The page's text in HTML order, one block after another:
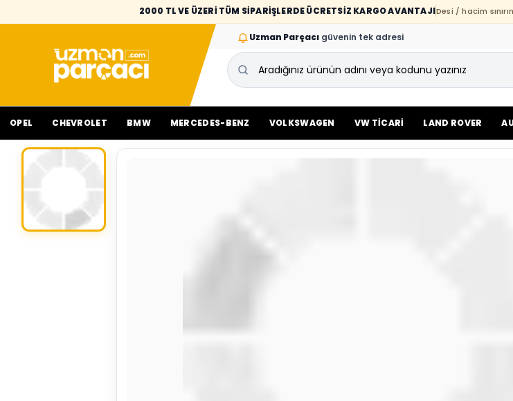
2000 TL VE ÜZERİ TÜM SİPARİŞLERDE ÜCRETSİZ KARGO AVANTAJIDesi / hacim
Uzman Parçacı güvenin tek adresi
OPEL CHEVROLET BMW MERCEDES-BENZ VOLKSWAGEN VW TİCARİ LAND ROVER